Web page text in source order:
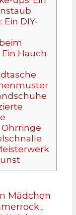
DIY-
Hauch